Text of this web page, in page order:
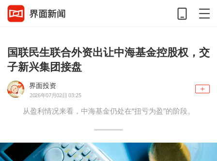
国联民生联合外资出让中海基金控股权，交
子新兴集团接盘
界面投资
2026年07月02日 03:25
从盈利情况来看，中海基金仍处在“扭亏为盈”的阶段。